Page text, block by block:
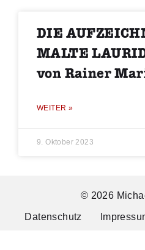
DIE
MALTE
von Rainer
WEITER »
9. Oktober 2023
© 2026
Datenschutz